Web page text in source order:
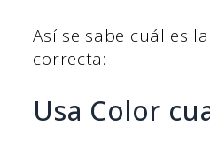
Así se sabe cuál es
correcta:
Usa Color